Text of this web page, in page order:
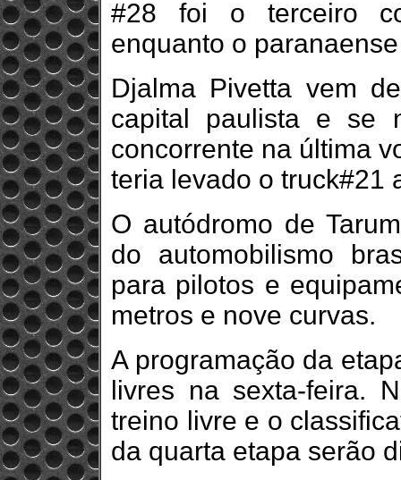
#28 foi o terceiro
enquanto o
Djalma Pivetta vem
capital paulista e se
concorrente na última
teria levado o truck#21
O autódromo de
do automobilismo
para pilotos e
metros e nove curvas.
A programação da
livres na sexta-feira.
treino livre e o
da quarta etapa serão